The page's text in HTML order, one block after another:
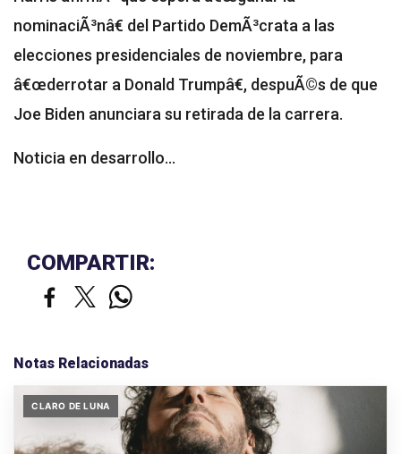
nominaciÃ³nâ€ del Partido DemÃ³crata a las
elecciones presidenciales de noviembre, para
â€œderrotar a Donald Trumpâ€, despuÃ©s de que
Joe Biden anunciara su retirada de la carrera.
Noticia en desarrollo...
COMPARTIR:
Notas Relacionadas
CLARO DE LUNA